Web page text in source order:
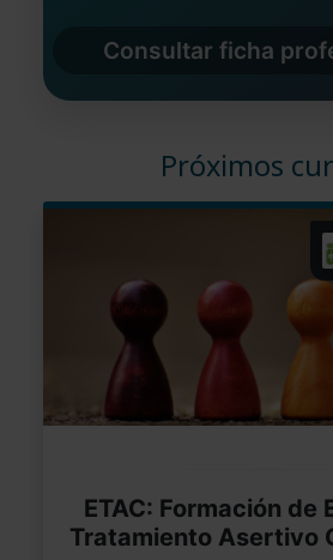
Consultar ficha
Próximos
ETAC: Formación de
Tratamiento Asertivo